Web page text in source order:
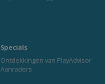
Specials
Ontdekkingen van PlayAdvisor
Aanraders